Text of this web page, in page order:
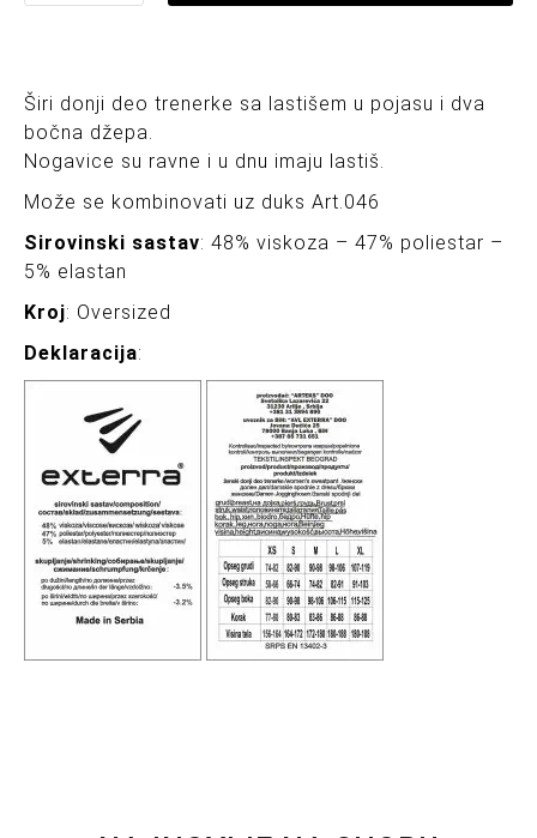
Širi donji deo trenerke sa lastišem u pojasu i dva
bočna džepa.
Nogavice su ravne i u dnu imaju lastiš.
Može se kombinovati uz duks Art.046
Sirovinski sastav: 48% viskoza – 47% poliestar –
5% elastan
Kroj: Oversized
Deklaracija: